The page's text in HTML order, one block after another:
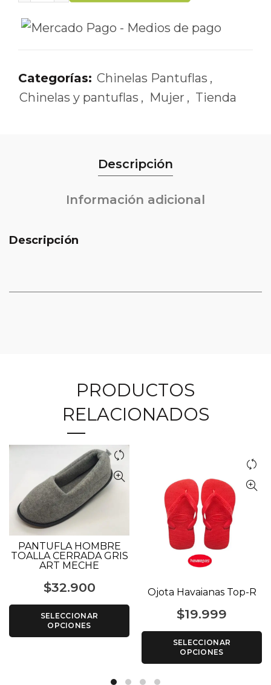
Categorías: Chinelas Pantuflas ,
Chinelas y pantuflas , Mujer , Tienda
Descripción
Información adicional
Descripción
PRODUCTOS
RELACIONADOS
PANTUFLA HOMBRE
TOALLA CERRADA GRIS
ART MECHE
$32.900
SELECCIONAR
OPCIONES
Ojota Havaianas Top-R
$19.999
SELECCIONAR
OPCIONES